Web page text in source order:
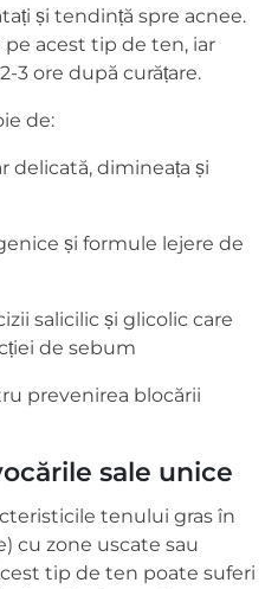
și tendință spre acnee.
acest tip de ten, iar
3 ore după curățare.
de:
delicată, dimineața și
și formule lejere de
salicilic și glicolic care
de sebum
prevenirea blocării
sale unice
tenului gras în
cu zone uscate sau
tip de ten poate suferi